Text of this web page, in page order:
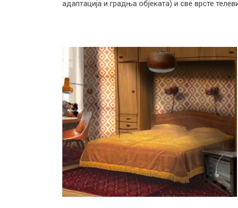
адаптација и градња објеката) и све врсте
Филмска и ТВ
сценографија
Наставник: др ум. Јелена Сопић, доц.
Самостални стручни сарадник: Жељко
Рудић
Радови студената